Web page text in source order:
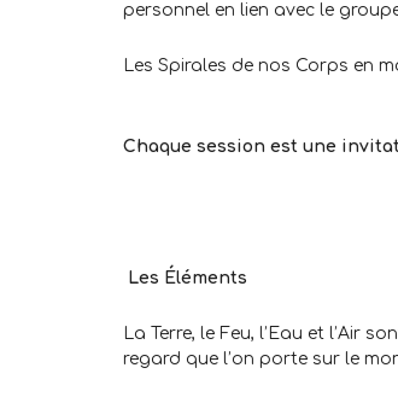
personnel en lien avec le
Les Spirales de nos Corps en
Chaque session est une
Les Éléments
La Terre, le Feu, l’Eau et l’Air
regard que l’on porte sur le